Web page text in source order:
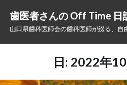
ン
ス
歯医者さんの Off Time 日
山口県歯科医師会の歯科医師が綴る、自
日: 2022年